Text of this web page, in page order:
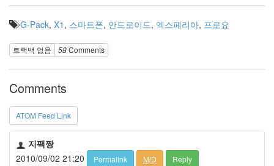
G-Pack, X1 , 스마트폰, 안드로이드, 엑스페리아, 프로요
트랙백 없음 58Comments
Comments
ATOM Feed Link
지팩짱
2010/09/02 21:20
Permalink M/D Reply